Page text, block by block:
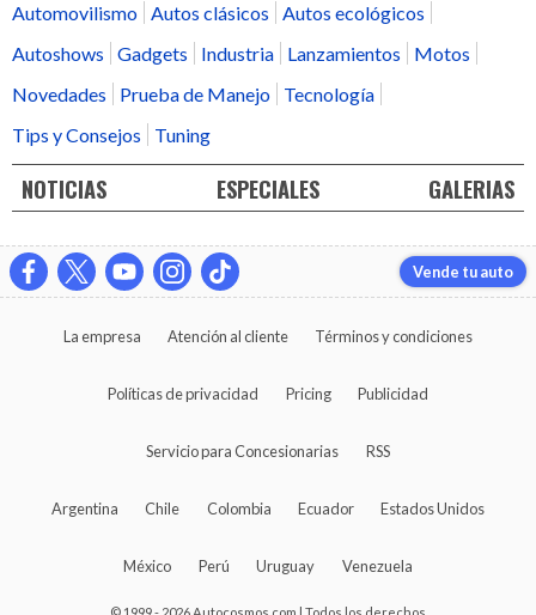
Automovilismo Autos clásicos
Autos ecológicos
Autoshows
Gadgets Industria Lanzamientos
Motos
Novedades
Prueba de Manejo
Tecnología
Tips y Consejos
Tuning
NOTICIAS ESPECIALES GALERIAS
Vende tu auto
La empresa Atención al cliente Términos y condiciones
Políticas de privacidad Pricing Publicidad
Servicio para Concesionarias RSS
Argentina Chile Colombia Ecuador Estados Unidos
México Perú Uruguay Venezuela